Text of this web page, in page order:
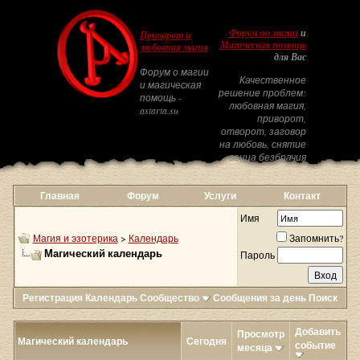
Приворот и
любовная магия
Форум о магии
и магическая
помощь -
astarta.su
Форум по магиии
Магическая помощь
для Вас
Качественное
решение проблем:
любовная магия,
приворот,
отворот, заговор
на любовь, снятие
венца безбрачия
Главная Форум Услуги Контакт
Магия и эзотерика > Календарь
Магический календарь
Имя
Запомнить?
Пароль
Регистрация КалендарьСообщество Сообщения за день Поиск
Магический календарь Сегодня
Просмотр
месяца
Добавить
событие